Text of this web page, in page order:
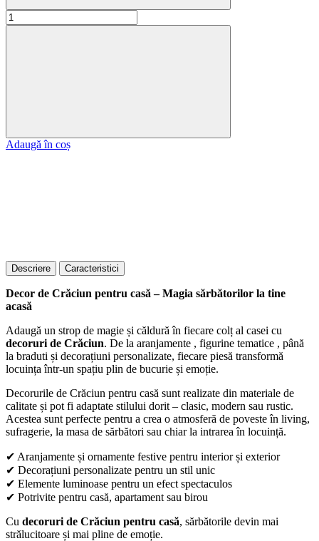
Adaugă în coș
Descriere Caracteristici
Decor de Crăciun pentru casă – Magia sărbătorilor la tine
acasă
Adaugă un strop de magie și căldură în fiecare colț al casei cu
decoruri de Crăciun. De la aranjamente , figurine tematice , până
la braduti și decorațiuni personalizate, fiecare piesă transformă
locuința într-un spațiu plin de bucurie și emoție.
Decorurile de Crăciun pentru casă sunt realizate din materiale de
calitate și pot fi adaptate stilului dorit – clasic, modern sau rustic.
Acestea sunt perfecte pentru a crea o atmosferă de poveste în living,
sufragerie, la masa de sărbători sau chiar la intrarea în locuință.
✔ Aranjamente și ornamente festive pentru interior și exterior
✔ Decorațiuni personalizate pentru un stil unic
✔ Elemente luminoase pentru un efect spectaculos
✔ Potrivite pentru casă, apartament sau birou
Cu decoruri de Crăciun pentru casă, sărbătorile devin mai
strălucitoare și mai pline de emoție.